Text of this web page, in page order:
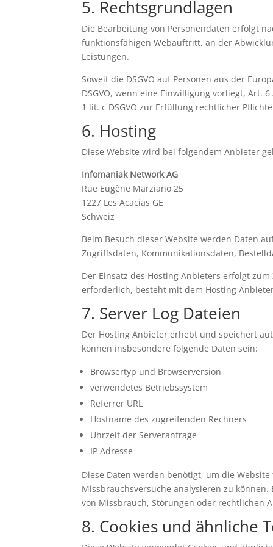
5. Rechtsgrundlagen
Die Bearbeitung von Personendaten erfolgt
funktionsfähigen Webauftritt, an der
Leistungen.
Soweit die DSGVO auf Personen aus der
DSGVO, wenn eine Einwilligung vorliegt, Art.
1 lit. c DSGVO zur Erfüllung rechtlicher
6. Hosting
Diese Website wird bei folgendem Anbieter
Infomaniak Network AG
Rue Eugène Marziano 25
1227 Les Acacias GE
Schweiz
Beim Besuch dieser Website werden Daten
Zugriffsdaten, Kommunikationsdaten,
Der Einsatz des Hosting Anbieters erfolgt
erforderlich, besteht mit dem Hosting
7. Server Log Dateien
Der Hosting Anbieter erhebt und speichert
können insbesondere folgende Daten sein:
Browsertyp und Browserversion
verwendetes Betriebssystem
Referrer URL
Hostname des zugreifenden Rechners
Uhrzeit der Serveranfrage
IP Adresse
Diese Daten werden benötigt, um die
Missbrauchsversuche analysieren zu
von Missbrauch, Störungen oder rechtlichen
8. Cookies und ähnliche